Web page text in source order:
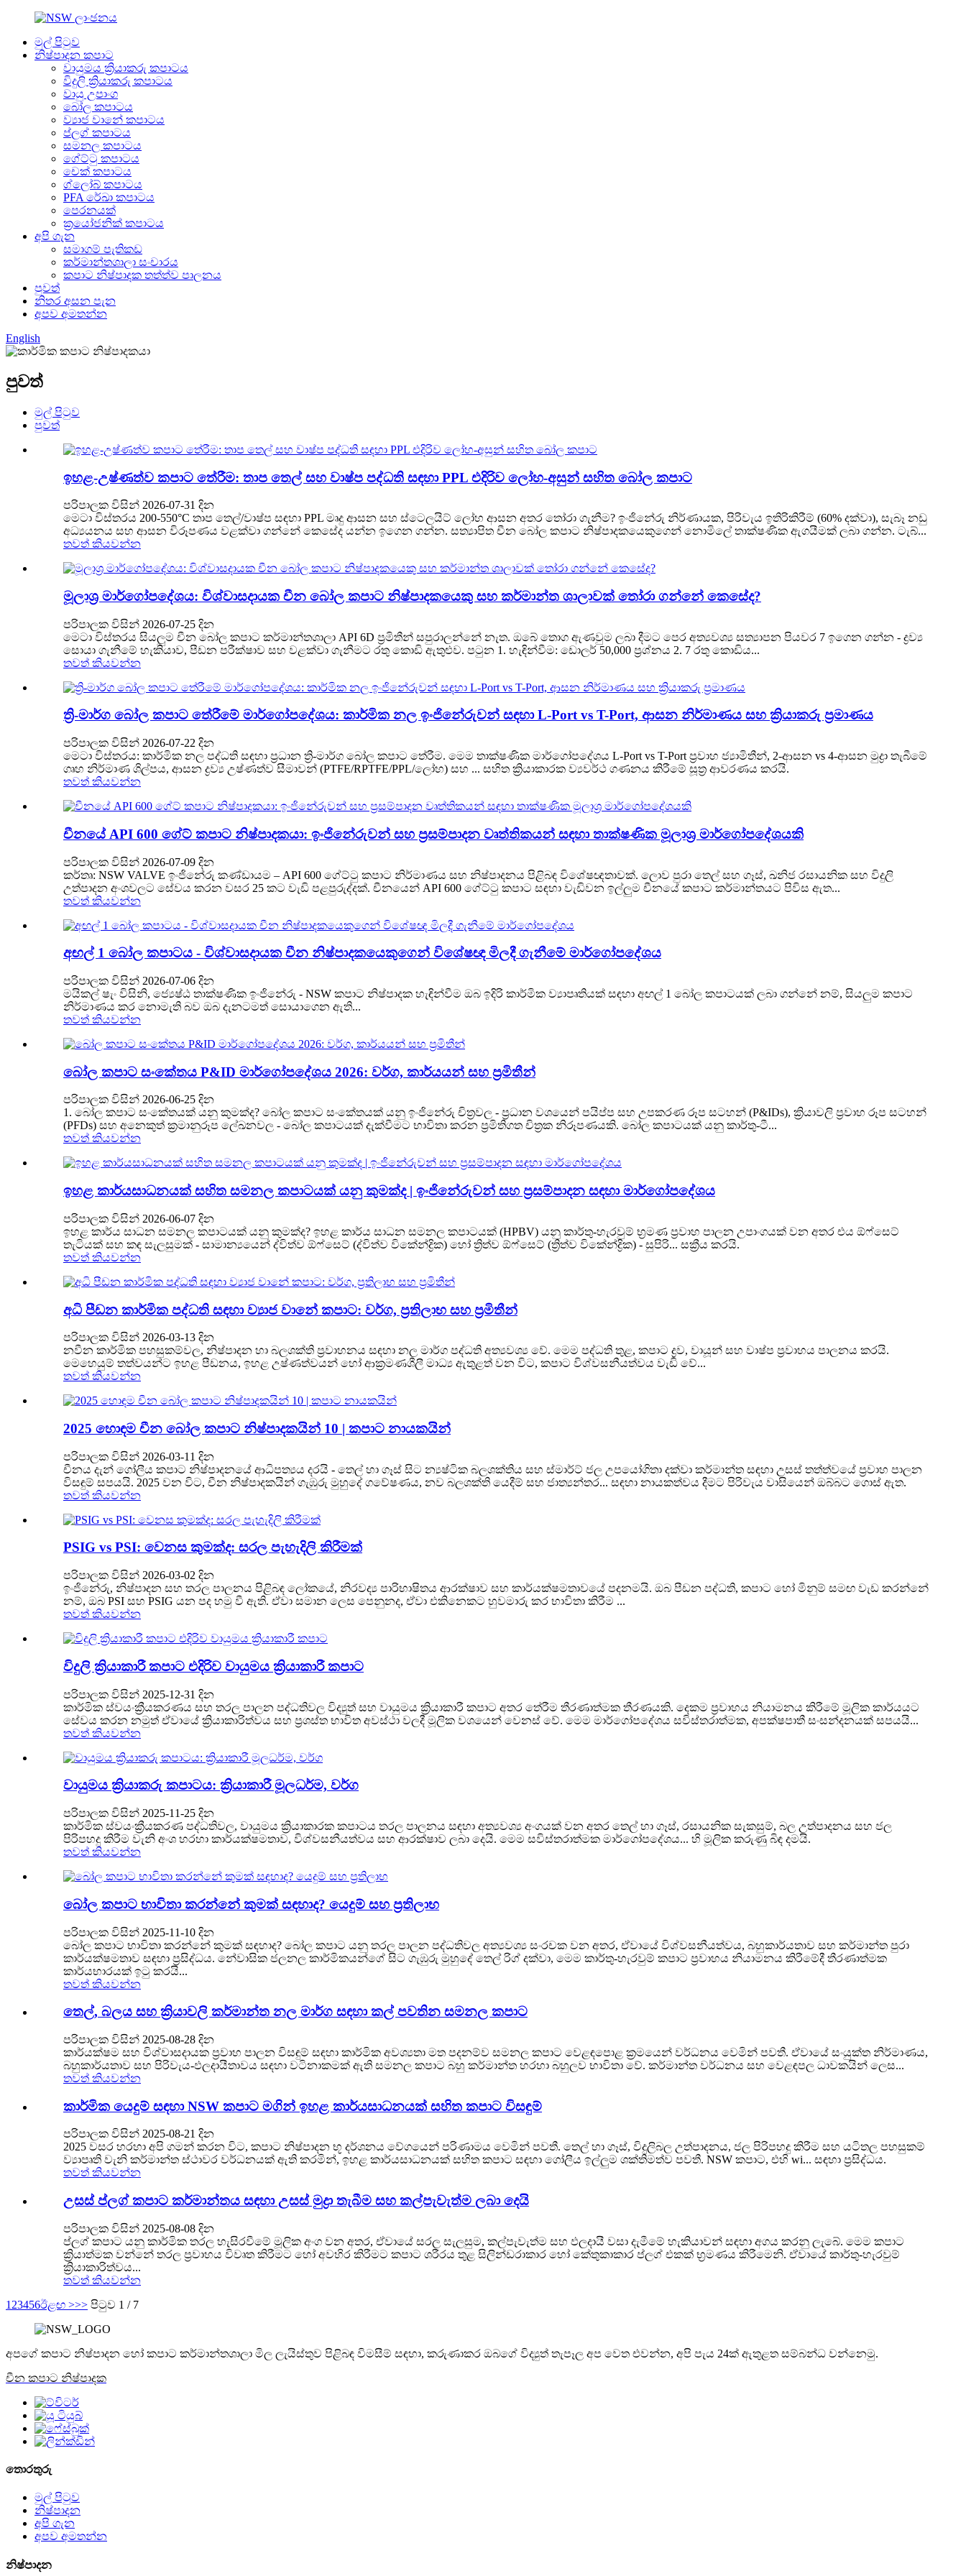
මුල් පිටුව
නිෂ්පාදන කපාට
වායුමය ක්‍රියාකරු කපාටය
විදුලි ක්‍රියාකරු කපාටය
වායු උපාංග
බෝල කපාටය
ව්‍යාජ වානේ කපාටය
ප්ලග් කපාටය
සමනල කපාටය
ගේට්ටු කපාටය
චෙක් කපාටය
ග්ලෝබ් කපාටය
PFA රේඛා කපාටය
පෙරනයක්
ක්‍රයෝජනික් කපාටය
අපි ගැන
සමාගම් පැතිකඩ
කර්මාන්තශාලා සංචාරය
කපාට නිෂ්පාදක තත්ත්ව පාලනය
පුවත්
නිතර අසන පැන
අපව අමතන්න
English
පුවත්
මුල් පිටුව
පුවත්
ඉහළ-උෂ්ණත්ව කපාට තේරීම: තාප තෙල් සහ වාෂ්ප පද්ධති සඳහා PPL එදිරිව ලෝහ-අසුන් සහිත බෝල කපාට
පරිපාලක විසින් 2026-07-31 දින
මෙටා විස්තරය 200‑550°C තාප තෙල්/වාෂ්ප සඳහා PPL මෘදු ආසන සහ ස්ටෙලයිට් ලෝහ ආසන අතර තෝරා ගැනීම? ඉංජිනේරු නිර්ණායක, පිරිවැය ඉතිරිකිරීම් (60% දක්වා), සැබෑ නඩු
අධ්‍යයනය සහ ආසන විරූපණය වළක්වා ගන්නේ කෙසේද යන්න ඉගෙන ගන්න. සත්‍යාපිත චීන බෝල කපාට නිෂ්පාදකයෙකුගෙන් නොමිලේ තාක්ෂණික ඇගයීමක් ලබා ගන්න. ටැබ්...
තවත් කියවන්න
මූලාශ්‍ර මාර්ගෝපදේශය: විශ්වාසදායක චීන බෝල කපාට නිෂ්පාදකයෙකු සහ කර්මාන්ත ශාලාවක් තෝරා ගන්නේ කෙසේද?
පරිපාලක විසින් 2026-07-25 දින
මෙටා විස්තරය සියලුම චීන බෝල කපාට කර්මාන්තශාලා API 6D ප්‍රමිතීන් සපුරාලන්නේ නැත. ඔබේ තොග ඇණවුම ලබා දීමට පෙර අත්‍යවශ්‍ය සත්‍යාපන පියවර 7 ඉගෙන ගන්න - ද්‍රව්‍ය
සොයා ගැනීමේ හැකියාව, පීඩන පරීක්ෂාව සහ වළක්වා ගැනීමට රතු කොඩි ඇතුළුව. පටුන 1. හැඳින්වීම: ඩොලර් 50,000 ප්‍රශ්නය 2. 7 රතු කොඩිය...
තවත් කියවන්න
ත්‍රි-මාර්ග බෝල කපාට තේරීමේ මාර්ගෝපදේශය: කාර්මික නල ඉංජිනේරුවන් සඳහා L-Port vs T-Port, ආසන නිර්මාණය සහ ක්‍රියාකරු ප්‍රමාණය
පරිපාලක විසින් 2026-07-22 දින
මෙටා විස්තරය: කාර්මික නල පද්ධති සඳහා ප්‍රධාන ත්‍රි-මාර්ග බෝල කපාට තේරීම. මෙම තාක්ෂණික මාර්ගෝපදේශය L-Port vs T-Port ප්‍රවාහ ජ්‍යාමිතීන්, 2-ආසන vs 4-ආසන මුද්‍රා තැබීමේ
ගෘහ නිර්මාණ ශිල්පය, ආසන ද්‍රව්‍ය උෂ්ණත්ව සීමාවන් (PTFE/RPTFE/PPL/ලෝහ) සහ ... සහිත ක්‍රියාකාරක ව්‍යවර්ථ ගණනය කිරීමේ සූත්‍ර ආවරණය කරයි.
තවත් කියවන්න
චීනයේ API 600 ගේට් කපාට නිෂ්පාදකයා: ඉංජිනේරුවන් සහ ප්‍රසම්පාදන වෘත්තිකයන් සඳහා තාක්ෂණික මූලාශ්‍ර මාර්ගෝපදේශයකි
පරිපාලක විසින් 2026-07-09 දින
කර්තෘ: NSW VALVE ඉංජිනේරු කණ්ඩායම – API 600 ගේට්ටු කපාට නිර්මාණය සහ නිෂ්පාදනය පිළිබඳ විශේෂඥතාවක්. ලොව පුරා තෙල් සහ ගෑස්, ඛනිජ රසායනික සහ විදුලි
උත්පාදන අංශවලට සේවය කරන වසර 25 කට වැඩි පළපුරුද්දක්. චීනයෙන් API 600 ගේට්ටු කපාට සඳහා වැඩිවන ඉල්ලුම චීනයේ කපාට කර්මාන්තයට පිවිස ඇත...
තවත් කියවන්න
අඟල් 1 බෝල කපාටය - විශ්වාසදායක චීන නිෂ්පාදකයෙකුගෙන් විශේෂඥ මිලදී ගැනීමේ මාර්ගෝපදේශය
පරිපාලක විසින් 2026-07-06 දින
මයිකල් ෂැං විසිනි, ජ්‍යෙෂ්ඨ තාක්ෂණික ඉංජිනේරු - NSW කපාට නිෂ්පාදක හැඳින්වීම ඔබ ඉදිරි කාර්මික ව්‍යාපෘතියක් සඳහා අඟල් 1 බෝල කපාටයක් ලබා ගන්නේ නම්, සියලුම කපාට
නිර්මාණය කර නොමැති බව ඔබ දැනටමත් සොයාගෙන ඇති...
තවත් කියවන්න
බෝල කපාට සංකේතය P&ID මාර්ගෝපදේශය 2026: වර්ග, කාර්යයන් සහ ප්‍රමිතීන්
පරිපාලක විසින් 2026-06-25 දින
1. බෝල කපාට සංකේතයක් යනු කුමක්ද? බෝල කපාට සංකේතයක් යනු ඉංජිනේරු චිත්‍රවල - ප්‍රධාන වශයෙන් පයිප්ප සහ උපකරණ රූප සටහන් (P&IDs), ක්‍රියාවලි ප්‍රවාහ රූප සටහන්
(PFDs) සහ අනෙකුත් ක්‍රමානුරූප ලේඛනවල - බෝල කපාටයක් දැක්වීමට භාවිතා කරන ප්‍රමිතිගත චිත්‍රක නිරූපණයකි. බෝල කපාටයක් යනු කාර්තු-ටී...
තවත් කියවන්න
ඉහළ කාර්යසාධනයක් සහිත සමනල කපාටයක් යනු කුමක්ද | ඉංජිනේරුවන් සහ ප්‍රසම්පාදන සඳහා මාර්ගෝපදේශය
පරිපාලක විසින් 2026-06-07 දින
ඉහළ කාර්ය සාධන සමනල කපාටයක් යනු කුමක්ද? ඉහළ කාර්ය සාධන සමනල කපාටයක් (HPBV) යනු කාර්තු-හැරවුම් භ්‍රමණ ප්‍රවාහ පාලන උපාංගයක් වන අතර එය ඕෆ්සෙට්
තැටියක් සහ කඳ සැලසුමක් - සාමාන්‍යයෙන් ද්විත්ව ඕෆ්සෙට් (ද්විත්ව විකේන්ද්‍රික) හෝ ත්‍රිත්ව ඕෆ්සෙට් (ත්‍රිත්ව විකේන්ද්‍රික) - සුපිරි... සක්‍රීය කරයි.
තවත් කියවන්න
අධි පීඩන කාර්මික පද්ධති සඳහා ව්‍යාජ වානේ කපාට: වර්ග, ප්‍රතිලාභ සහ ප්‍රමිතීන්
පරිපාලක විසින් 2026-03-13 දින
නවීන කාර්මික පහසුකම්වල, නිෂ්පාදන හා බලශක්ති ප්‍රවාහනය සඳහා නල මාර්ග පද්ධති අත්‍යවශ්‍ය වේ. මෙම පද්ධති තුළ, කපාට ද්‍රව, වායූන් සහ වාෂ්ප ප්‍රවාහය පාලනය කරයි.
මෙහෙයුම් තත්වයන්ට ඉහළ පීඩනය, ඉහළ උෂ්ණත්වයන් හෝ ආක්‍රමණශීලී මාධ්‍ය ඇතුළත් වන විට, කපාට විශ්වසනීයත්වය වැඩි වේ...
තවත් කියවන්න
2025 හොඳම චීන බෝල කපාට නිෂ්පාදකයින් 10 | කපාට නායකයින්
පරිපාලක විසින් 2026-03-11 දින
චීනය දැන් ගෝලීය කපාට නිෂ්පාදනයේ ආධිපත්‍යය දරයි - තෙල් හා ගෑස් සිට න්‍යෂ්ටික බලශක්තිය සහ ස්මාර්ට් ජල උපයෝගිතා දක්වා කර්මාන්ත සඳහා උසස් තත්ත්වයේ ප්‍රවාහ පාලන
විසඳුම් සපයයි. 2025 වන විට, චීන නිෂ්පාදකයින් ගැඹුරු මුහුදේ ගවේෂණය, නව බලශක්ති යෙදීම් සහ ජාත්‍යන්තර... සඳහා නායකත්වය දීමට පිරිවැය වාසියෙන් ඔබ්බට ගොස් ඇත.
තවත් කියවන්න
PSIG vs PSI: වෙනස කුමක්ද: සරල පැහැදිලි කිරීමක්
පරිපාලක විසින් 2026-03-02 දින
ඉංජිනේරු, නිෂ්පාදන සහ තරල පාලනය පිළිබඳ ලෝකයේ, නිරවද්‍ය පාරිභාෂිතය ආරක්ෂාව සහ කාර්යක්ෂමතාවයේ පදනමයි. ඔබ පීඩන පද්ධති, කපාට හෝ මිනුම් සමඟ වැඩ කරන්නේ
නම්, ඔබ PSI සහ PSIG යන පද හමු වී ඇති. ඒවා සමාන ලෙස පෙනුනද, ඒවා එකිනෙකට හුවමාරු කර භාවිතා කිරීම ...
තවත් කියවන්න
විදුලි ක්‍රියාකාරී කපාට එදිරිව වායුමය ක්‍රියාකාරී කපාට
පරිපාලක විසින් 2025-12-31 දින
කාර්මික ස්වයංක්‍රීයකරණය සහ තරල පාලන පද්ධතිවල විද්‍යුත් සහ වායුමය ක්‍රියාකාරී කපාට අතර තේරීම තීරණාත්මක තීරණයකි. දෙකම ප්‍රවාහය නියාමනය කිරීමේ මූලික කාර්යයට
සේවය කරන නමුත් ඒවායේ ක්‍රියාකාරිත්වය සහ ප්‍රශස්ත භාවිත අවස්ථා වලදී මූලික වශයෙන් වෙනස් වේ. මෙම මාර්ගෝපදේශය සවිස්තරාත්මක, අපක්ෂපාතී සංසන්දනයක් සපයයි...
තවත් කියවන්න
වායුමය ක්‍රියාකරු කපාටය: ක්‍රියාකාරී මූලධර්ම, වර්ග
පරිපාලක විසින් 2025-11-25 දින
කාර්මික ස්වයංක්‍රීයකරණ පද්ධතිවල, වායුමය ක්‍රියාකාරක කපාටය තරල පාලනය සඳහා අත්‍යවශ්‍ය අංගයක් වන අතර තෙල් හා ගෑස්, රසායනික සැකසුම්, බල උත්පාදනය සහ ජල
පිරිපහදු කිරීම වැනි අංශ හරහා කාර්යක්ෂමතාව, විශ්වසනීයත්වය සහ ආරක්ෂාව ලබා දෙයි. මෙම සවිස්තරාත්මක මාර්ගෝපදේශය... හි මූලික කරුණු බිඳ දමයි.
තවත් කියවන්න
බෝල කපාට භාවිතා කරන්නේ කුමක් සඳහාද? යෙදුම් සහ ප්‍රතිලාභ
පරිපාලක විසින් 2025-11-10 දින
බෝල කපාට භාවිතා කරන්නේ කුමක් සඳහාද? බෝල කපාට යනු තරල පාලන පද්ධතිවල අත්‍යවශ්‍ය සංරචක වන අතර, ඒවායේ විශ්වසනීයත්වය, බහුකාර්යතාව සහ කර්මාන්ත පුරා
කාර්යක්ෂමතාව සඳහා ප්‍රසිද්ධය. නේවාසික ජලනල කාර්මිකයන්ගේ සිට ගැඹුරු මුහුදේ තෙල් රිග් දක්වා, මෙම කාර්තු-හැරවුම් කපාට ප්‍රවාහය නියාමනය කිරීමේදී තීරණාත්මක
කාර්යභාරයක් ඉටු කරයි...
තවත් කියවන්න
තෙල්, බලය සහ ක්‍රියාවලි කර්මාන්ත නල මාර්ග සඳහා කල් පවතින සමනල කපාට
පරිපාලක විසින් 2025-08-28 දින
කාර්යක්ෂම සහ විශ්වාසදායක ප්‍රවාහ පාලන විසඳුම් සඳහා කාර්මික අවශ්‍යතා මත පදනම්ව සමනල කපාට වෙළඳපොළ ක්‍රමයෙන් වර්ධනය වෙමින් පවතී. ඒවායේ සංයුක්ත නිර්මාණය,
බහුකාර්යතාව සහ පිරිවැය-ඵලදායීතාවය සඳහා වටිනාකමක් ඇති සමනල කපාට බහු කර්මාන්ත හරහා බහුලව භාවිතා වේ. කර්මාන්ත වර්ධනය සහ වෙළඳපල ධාවකයින් ලෙස...
තවත් කියවන්න
කාර්මික යෙදුම් සඳහා NSW කපාට මගින් ඉහළ කාර්යසාධනයක් සහිත කපාට විසඳුම්
පරිපාලක විසින් 2025-08-21 දින
2025 වසර හරහා අපි ගමන් කරන විට, කපාට නිෂ්පාදන භූ දර්ශනය වේගයෙන් පරිණාමය වෙමින් පවතී. තෙල් හා ගෑස්, විදුලිබල උත්පාදනය, ජල පිරිපහදු කිරීම සහ යටිතල පහසුකම්
ව්‍යාපෘති වැනි කර්මාන්ත ස්ථාවර වර්ධනයක් ඇති කරමින්, ඉහළ කාර්යසාධනයක් සහිත කපාට සඳහා ගෝලීය ඉල්ලුම ශක්තිමත්ව පවතී. NSW කපාට, එහි wi... සඳහා ප්‍රසිද්ධය.
තවත් කියවන්න
උසස් ප්ලග් කපාට කර්මාන්තය සඳහා උසස් මුද්‍රා තැබීම සහ කල්පැවැත්ම ලබා දෙයි
පරිපාලක විසින් 2025-08-08 දින
ප්ලග් කපාට යනු කාර්මික තරල හැසිරවීමේ මූලික අංග වන අතර, ඒවායේ සරල සැලසුම, කල්පැවැත්ම සහ ඵලදායී වසා දැමීමේ හැකියාවන් සඳහා අගය කරනු ලැබේ. මෙම කපාට
ක්‍රියාත්මක වන්නේ තරල ප්‍රවාහය විවෘත කිරීමට හෝ අවහිර කිරීමට කපාට ශරීරය තුළ සිලින්ඩරාකාර හෝ කේතුකාකාර ප්ලග් එකක් භ්‍රමණය කිරීමෙනි. ඒවායේ කාර්තු-හැරවුම්
ක්‍රියාකාරිත්වය...
තවත් කියවන්න
1 23456ඊළඟ >>> පිටුව 1 / 7
අපගේ කපාට නිෂ්පාදන හෝ කපාට කර්මාන්තශාලා මිල ලැයිස්තුව පිළිබඳ විමසීම් සඳහා, කරුණාකර ඔබගේ විද්‍යුත් තැපෑල අප වෙත එවන්න, අපි පැය 24ක් ඇතුළත සම්බන්ධ වන්නෙමු.
චීන කපාට නිෂ්පාදක
තොරතුරු
මුල් පිටුව
නිෂ්පාදන
අපි ගැන
අපව අමතන්න
නිෂ්පාදන